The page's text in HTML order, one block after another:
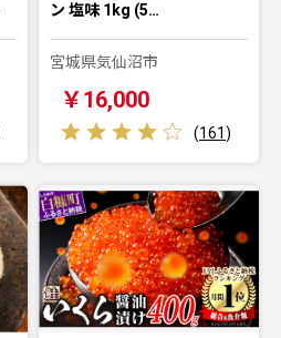
ン 塩味 1kg (5…
宮城県気仙沼市
￥16,000
(161)